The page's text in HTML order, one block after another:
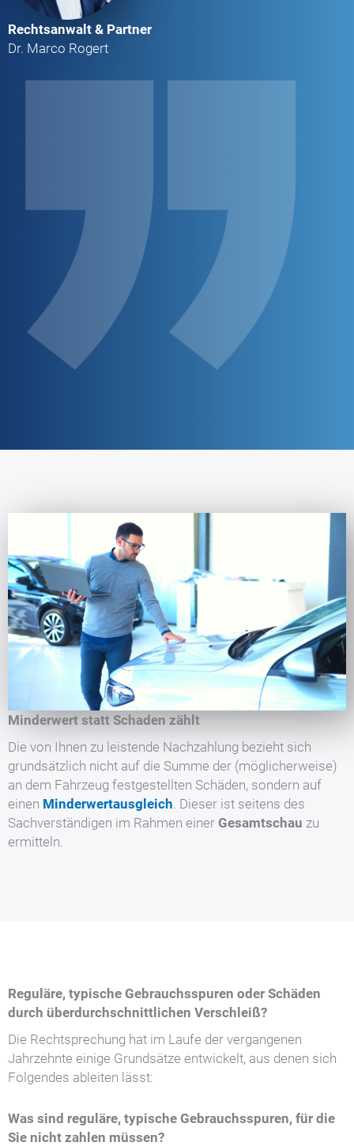
Rechtsanwalt & Partner
Dr. Marco Rogert
Minderwert statt Schaden zählt
Die von Ihnen zu leistende Nachzahlung bezieht sich
grundsätzlich nicht auf die Summe der (möglicherweise)
an dem Fahrzeug festgestellten Schäden, sondern auf
einen Minderwertausgleich. Dieser ist seitens des
Sachverständigen im Rahmen einer Gesamtschau zu
ermitteln.
Reguläre, typische Gebrauchsspuren oder Schäden
durch überdurchschnittlichen Verschleiß?
Die Rechtsprechung hat im Laufe der vergangenen
Jahrzehnte einige Grundsätze entwickelt, aus denen sich
Folgendes ableiten lässt:
Was sind reguläre, typische Gebrauchsspuren, für die
Sie nicht zahlen müssen?